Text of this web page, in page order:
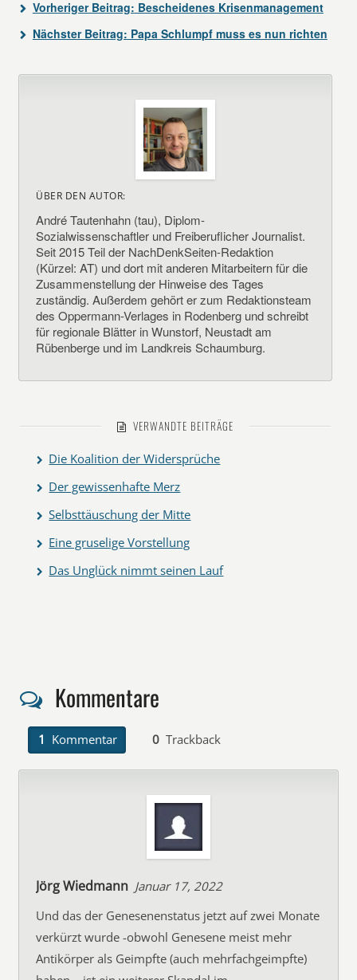
Vorheriger Beitrag: Bescheidenes Krisenmanagement
Nächster Beitrag: Papa Schlumpf muss es nun richten
ÜBER DEN AUTOR:
André Tautenhahn (tau), Diplom-
Sozialwissenschaftler und Freiberuflicher Journalist.
Seit 2015 Teil der NachDenkSeiten-Redaktion
(Kürzel: AT) und dort mit anderen Mitarbeitern für die
Zusammenstellung der Hinweise des Tages
zuständig. Außerdem gehört er zum Redaktionsteam
des Oppermann-Verlages in Rodenberg und schreibt
für regionale Blätter in Wunstorf, Neustadt am
Rübenberge und im Landkreis Schaumburg.
VERWANDTE BEITRÄGE
Die Koalition der Widersprüche
Der gewissenhafte Merz
Selbsttäuschung der Mitte
Eine gruselige Vorstellung
Das Unglück nimmt seinen Lauf
Kommentare
1 Kommentar 0 Trackback
Jörg Wiedmann Januar 17, 2022
Und das der Genesenenstatus jetzt auf zwei Monate
verkürzt wurde -obwohl Genesene meist mehr
Antikörper als Geimpfte (auch mehrfachgeimpfte)